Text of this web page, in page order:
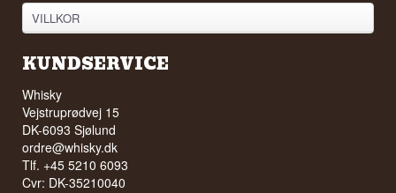
VILLKOR
KUNDSERVICE
Whisky
Vejstruprødvej 15
DK-6093 Sjølund
ordre@whisky.dk
Tlf. +45 5210 6093
Cvr: DK-35210040